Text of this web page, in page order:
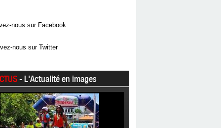
nous sur Facebook
nous sur Twitter
- L'Actualité en images